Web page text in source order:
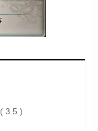
( 3.5 )